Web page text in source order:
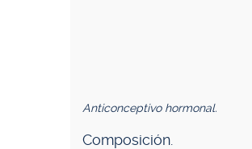
Anticonceptivo hormonal.
Composición.